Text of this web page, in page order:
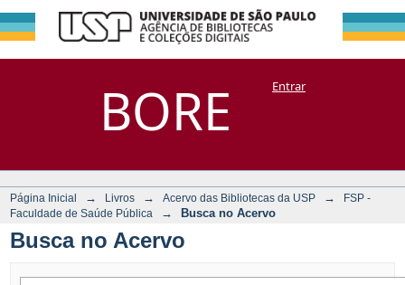
BORE
Busca no Acervo
DSpace/Manakin + CoriscoEntrar
Página Inicial → Livros → Acervo das Bibliotecas da USP →
FSP -
Faculdade de Saúde Pública
→ Busca no Acervo
Busca no Acervo